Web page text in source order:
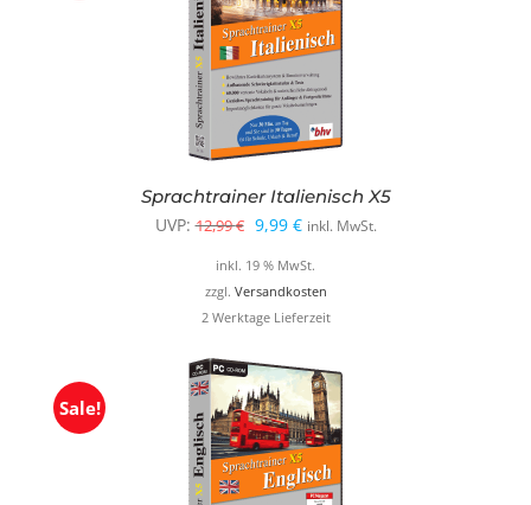
Sprachtrainer Italienisch X5
UVP: 12,99€ Ursprünglicher
Preis
war:
12,99 €
9,99 €Aktueller
Preis
ist:
9,99 €.
inkl. MwSt.
inkl. 19 % MwSt.
zzgl. Versandkosten
2 Werktage Lieferzeit
Sale!